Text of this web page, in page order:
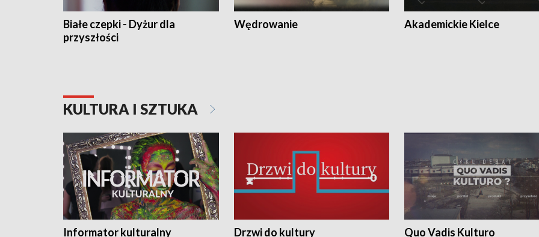
Białe czepki - Dyżur dla
przyszłości
Wędrowanie Akademickie Kielce
KULTURA I SZTUKA
Informator kulturalny Drzwi do kultury Quo Vadis Kulturo